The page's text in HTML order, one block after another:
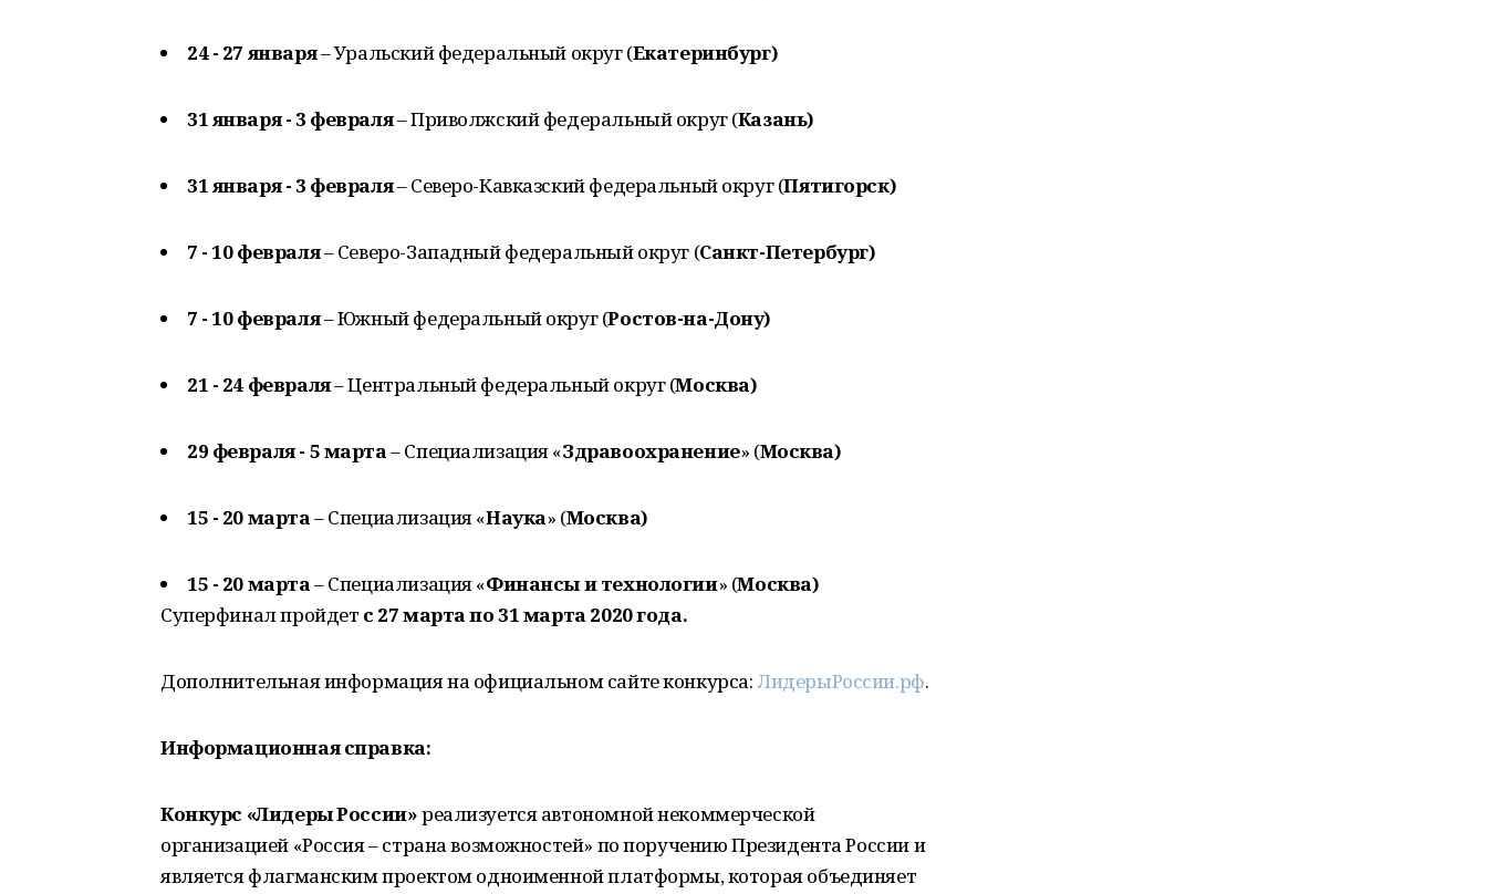
24 - 27 января– Уральский федеральный округ (Екатеринбург)
31 января - 3 февраля– Приволжский федеральный округ (Казань)
31 января - 3 февраля– Северо-Кавказский федеральный округ (Пятигорск)
7 - 10 февраля– Северо-Западный федеральный округ (Санкт-Петербург)
7 - 10 февраля– Южный федеральный округ (Ростов-на-Дону)
21 - 24 февраля– Центральный федеральный округ (Москва)
29 февраля - 5 марта– Специализация «Здравоохранение» (Москва)
15 - 20 марта– Специализация «Наука» (Москва)
15 - 20 марта– Специализация «Финансы и технологии» (Москва)
Суперфинал пройдет с 27 марта по 31 марта 2020 года.
Дополнительная информация на официальном сайте конкурса:ЛидерыРоссии.рф.
Информационная справка:
Конкурс «Лидеры России»реализуется автономной некоммерческой
организацией «Россия – страна возможностей» по поручению Президента России и
является флагманским проектом одноименной платформы, которая объединяет